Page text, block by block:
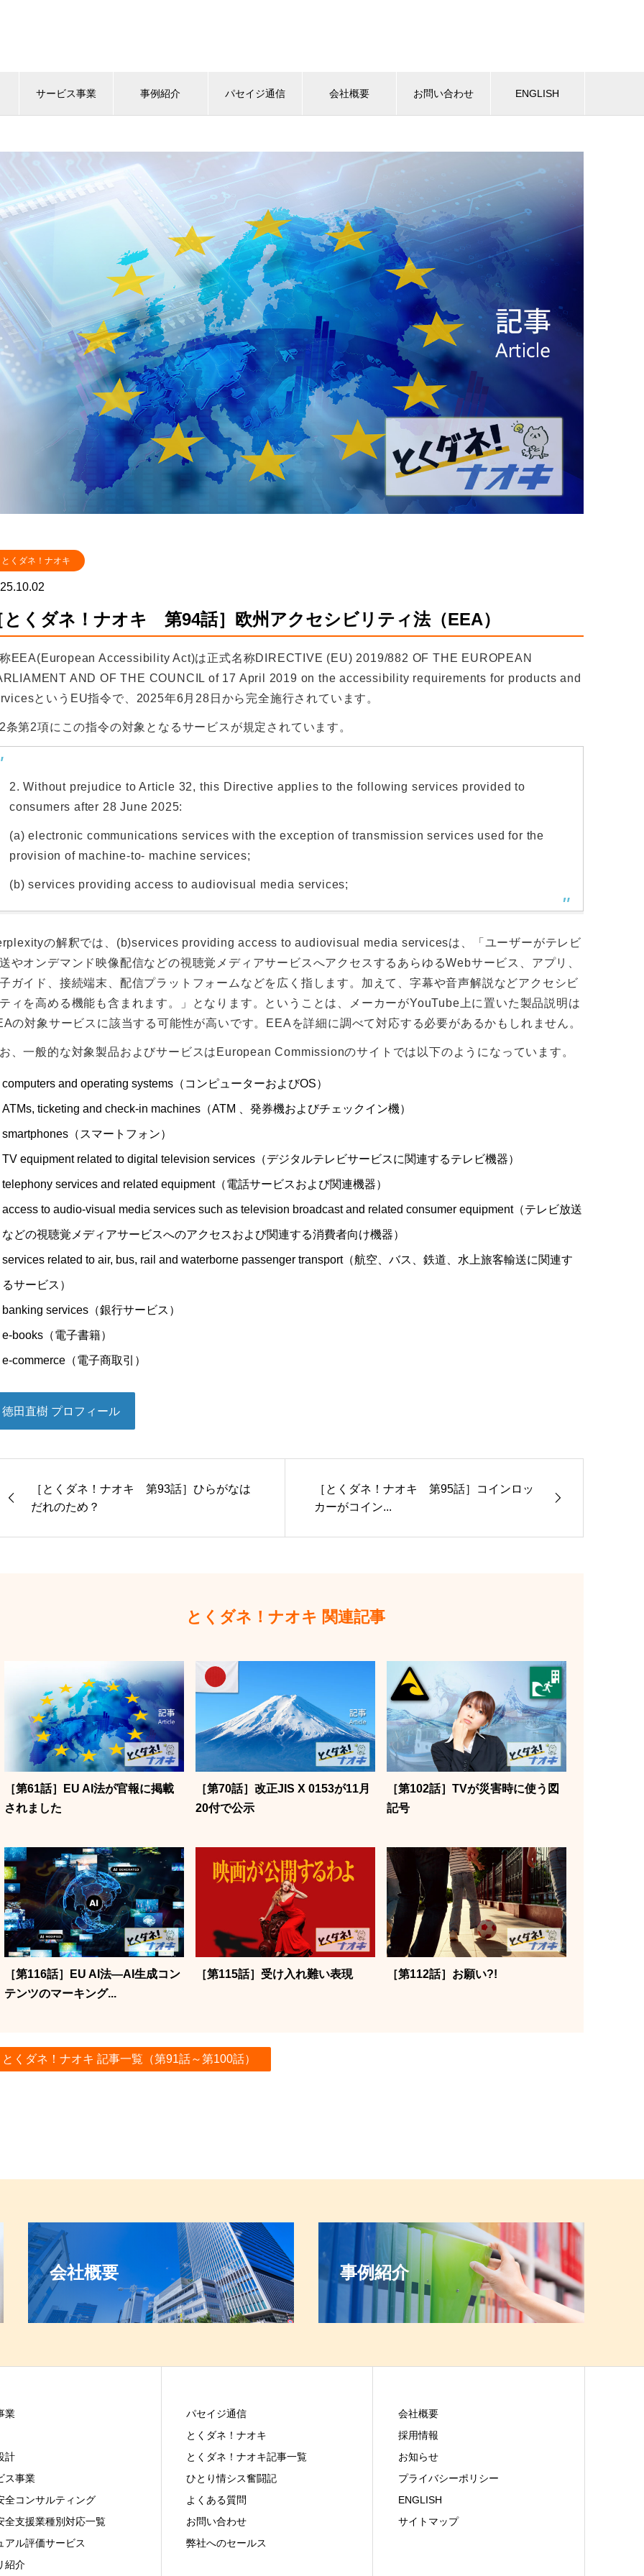
サービス事業 事例紹介 パセイジ通信 会社概要 お問い合わせ ENGLISH
とくダネ！ナオキ
とくダネ！ナオキ 第94話］欧州アクセシビリティ法（EEA）
EEA(European Accessibility Act)は正式名称DIRECTIVE (EU) 2019/882 OF THE EUROPEAN
AND OF THE COUNCIL of 17 April 2019 on the accessibility requirements for products and
というEU指令で、2025年6月28日から完全施行されています。
条第2項にこの指令の対象となるサービスが規定されています。
2. Without prejudice to Article 32, this Directive applies to the following services provided to
consumers after 28 June 2025:
(a) electronic communications services with the exception of transmission services used for the
provision of machine-to- machine services;
(b) services providing access to audiovisual media services;
の解釈では、(b)services providing access to audiovisual media servicesは、「ユーザーがテレビ
やオンデマンド映像配信などの視聴覚メディアサービスへアクセスするあらゆるWebサービス、アプリ、
ガイド、接続端末、配信プラットフォームなどを広く指します。加えて、字幕や音声解説などアクセシビ
ィを高める機能も含まれます。」となります。ということは、メーカーがYouTube上に置いた製品説明は
の対象サービスに該当する可能性が高いです。EEAを詳細に調べて対応する必要があるかもしれません。
、一般的な対象製品およびサービスはEuropean Commissionのサイトでは以下のようになっています。
computers and operating systems（コンピューターおよびOS）
ATMs, ticketing and check-in machines（ATM 、発券機およびチェックイン機）
smartphones（スマートフォン）
TV equipment related to digital television services（デジタルテレビサービスに関連するテレビ機器）
telephony services and related equipment（電話サービスおよび関連機器）
access to audio-visual media services such as television broadcast and related consumer equipment（テレビ放送
などの視聴覚メディアサービスへのアクセスおよび関連する消費者向け機器）
services related to air, bus, rail and waterborne passenger transport（航空、バス、鉄道、水上旅客輸送に関連す
るサービス）
banking services（銀行サービス）
e-books（電子書籍）
e-commerce（電子商取引）
徳田直樹 プロフィール
［とくダネ！ナオキ 第93話］ひらがなは
だれのため？
［とくダネ！ナオキ 第95話］コインロッ
カーがコイン...
とくダネ！ナオキ 関連記事
［第61話］EU AI法が官報に掲載
されました
［第70話］改正JIS X 0153が11月
20付で公示
［第102話］TVが災害時に使う図
記号
［第116話］EU AI法―AI生成コン
テンツのマーキング...
［第115話］受け入れ難い表現 ［第112話］お願い?!
とくダネ！ナオキ 記事一覧 （第91話～第100話）
会社概要 事例紹介
業
計
ス事業
全コンサルティング
全支援業種別対応一覧
アル評価サービス
紹介
パセイジ通信
とくダネ！ナオキ
とくダネ！ナオキ記事一覧
ひとり情シス奮闘記
よくある質問
お問い合わせ
弊社へのセールス
会社概要
採用情報
お知らせ
プライバシーポリシー
ENGLISH
サイトマップ